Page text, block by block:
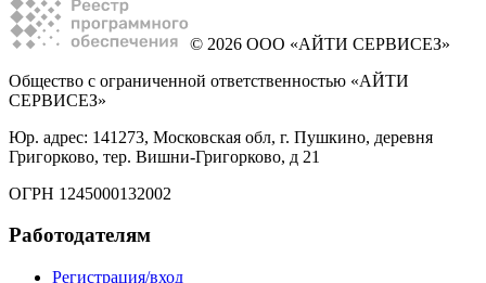
© 2026 ООО «АЙТИ СЕРВИСЕЗ»
Общество с ограниченной ответственностью «АЙТИ
СЕРВИСЕЗ»
Юр. адрес: 141273, Московская обл, г. Пушкино, деревня
Григорково, тер. Вишни-Григорково, д 21
ОГРН 1245000132002
Работодателям
Регистрация/вход